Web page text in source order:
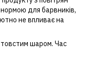
нормою для барвників,
не впливає на
товстим шаром. Час